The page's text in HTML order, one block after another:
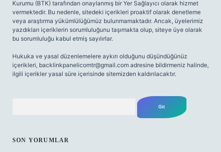
Kurumu (BTK) tarafından onaylanmış bir Yer Sağlayıcı olarak hizmet
vermektedir. Bu nedenle, sitedeki içerikleri proaktif olarak denetleme
veya araştırma yükümlülüğümüz bulunmamaktadır. Ancak, üyelerimiz
yazdıkları içeriklerin sorumluluğunu taşımakta olup, siteye üye olarak
bu sorumluluğu kabul etmiş sayılırlar.
Hukuka ve yasal düzenlemelere aykırı olduğunu düşündüğünüz
içerikleri, backlinkpanelicomtr@gmail.com adresine bildirmeniz halinde,
ilgili içerikler yasal süre içerisinde sitemizden kaldırılacaktır.
SON YORUMLAR